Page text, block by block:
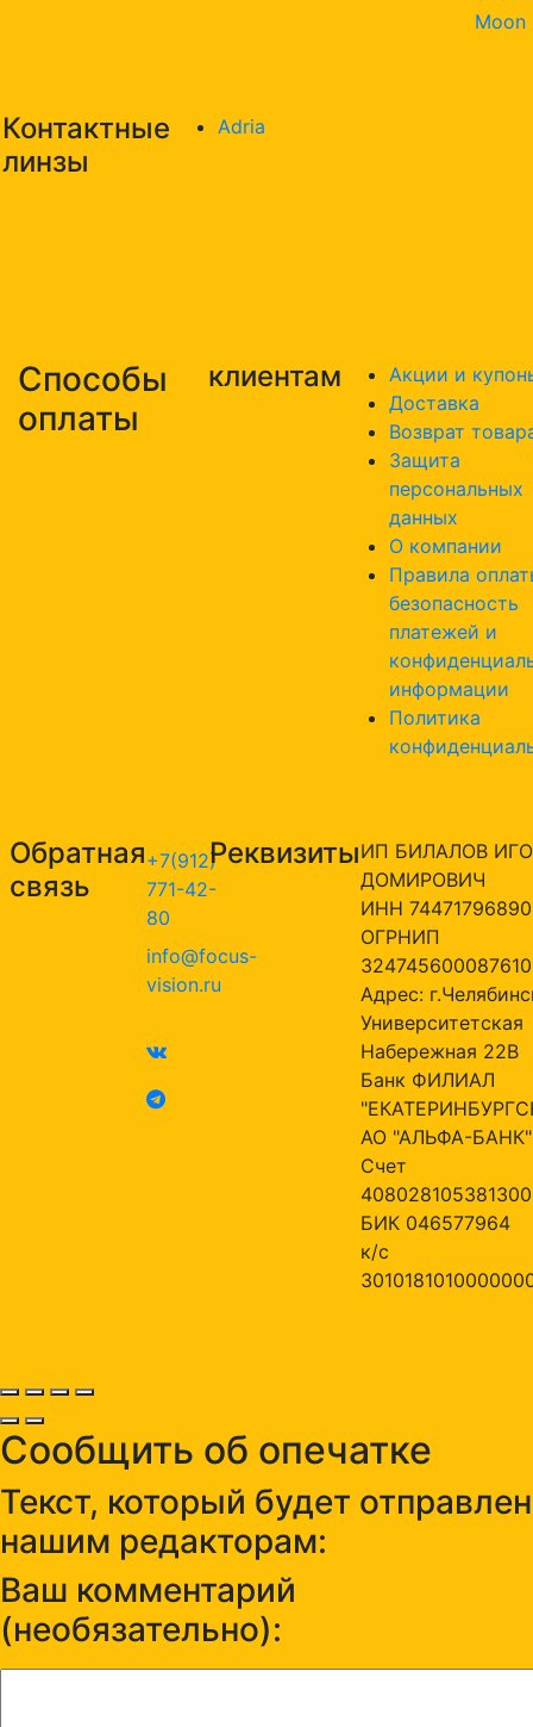
Moon
Контактные
линзы
Adria
Способы
оплаты
клиентам
Акции и
Доставка
Возврат
Защита
персональных
данных
О компании
Правила
безопасность
платежей и
информации
Политика
Обратная
связь
+7(912)
771-42-
80
info@focus-
vision.ru
РеквизитыИП БИЛАЛОВ
ДОМИРОВИЧ
ИНН
ОГРНИП
324745600087610
Адрес:
Университетская
Набережная 22В
Банк ФИЛИАЛ
АО "АЛЬФА-БАНК"
Счет
БИК 046577964
к/с
Сообщить об опечатке
Текст, который будет отправлен
нашим редакторам:
Ваш комментарий
(необязательно):